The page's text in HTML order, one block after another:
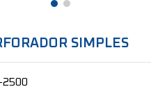
SIMPLES
2500